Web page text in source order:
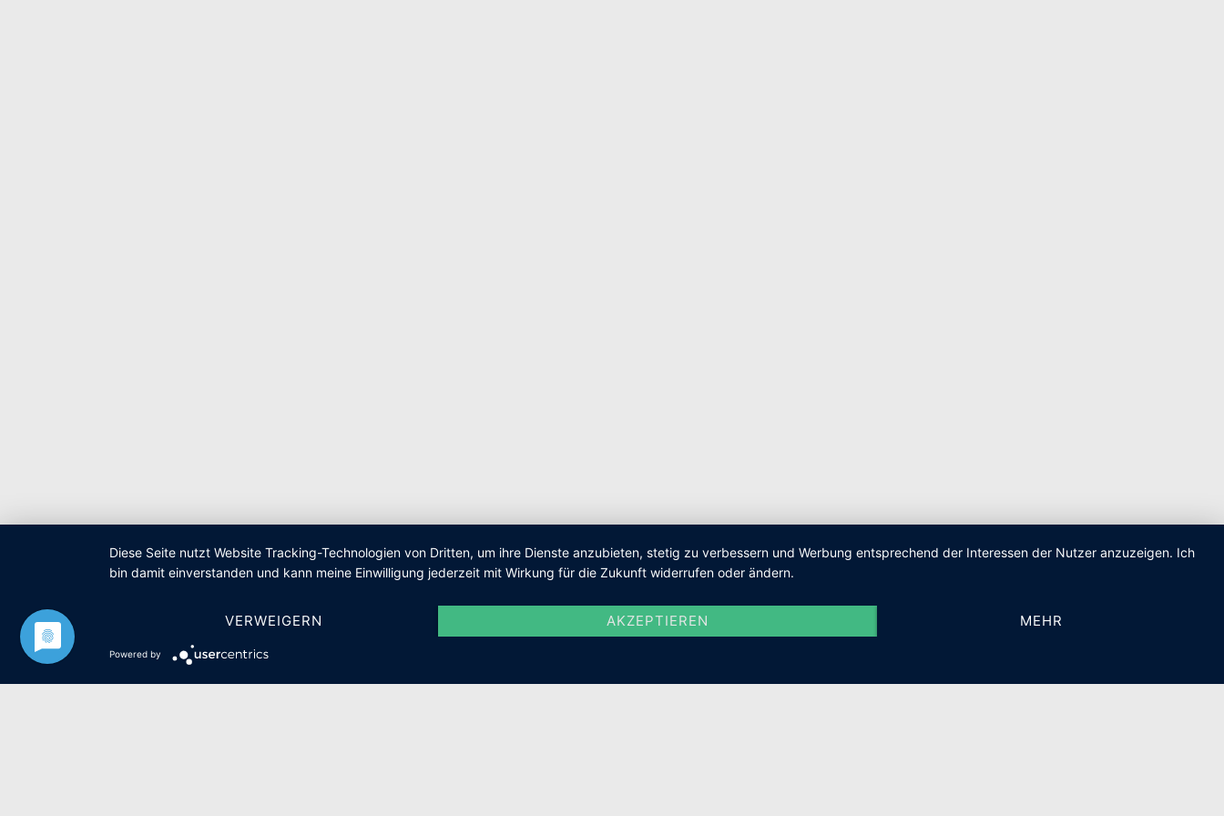
© 2026 Manuela Csikor - WordPress Theme von
Diese Seite nutzt Website Tracking-Technologien von Dritten, um ihre Dienste anzubieten, stetig zu verbessern und Werbung entsprechend der Interessen der Nutzer anzuzeigen. Ich
bin damit einverstanden und kann meine Einwilligung jederzeit mit Wirkung für die Zukunft widerrufen oder ändern.
VERWEIGERN AKZEPTIEREN MEHR
Powered by